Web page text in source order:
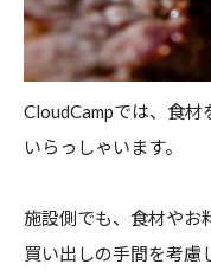
CloudCampでは、食材
いらっしゃいます。
施設側でも、食材や
買い出しの手間を考慮